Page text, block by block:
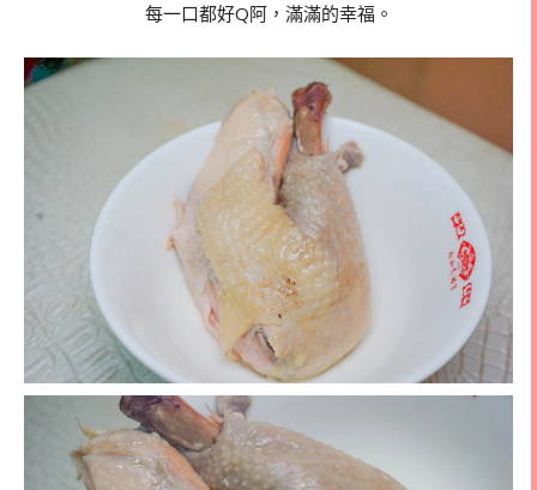
每一口都好Q阿，滿滿的幸福。